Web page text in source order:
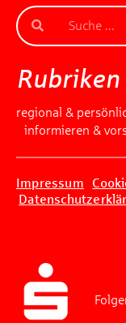
Rubriken
regional &
informieren &
Impressum